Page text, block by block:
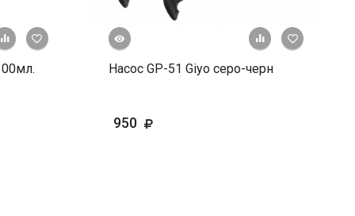
+ К сравнению
В избранное + К
просмотр
Насос GP-51 Giyo серо-черн
950